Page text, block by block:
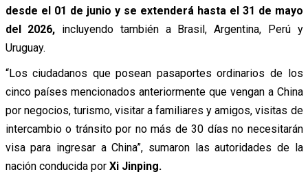
desde el 01 de junio y se extenderá hasta el 31 de mayo
del 2026, incluyendo también a Brasil, Argentina, Perú y
Uruguay.
“Los ciudadanos que posean pasaportes ordinarios de los
cinco países mencionados anteriormente que vengan a China
por negocios, turismo, visitar a familiares y amigos, visitas de
intercambio o tránsito por no más de 30 días no necesitarán
visa para ingresar a China”, sumaron las autoridades de la
nación conducida por Xi Jinping.